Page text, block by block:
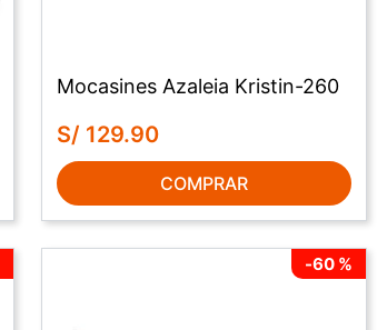
Mocasines Azaleia Kristin-260
S/ 129.90
COMPRAR
-60 %